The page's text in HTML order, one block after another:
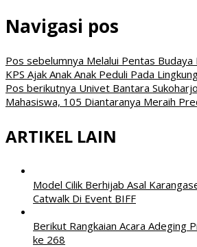
Navigasi pos
Pos sebelumnya Melalui Pentas
KPS Ajak Anak Anak Peduli Pada
Pos berikutnya Univet Bantara
Mahasiswa, 105 Diantaranya Meraih
ARTIKEL LAIN
Model Cilik Berhijab Asal
Catwalk Di Event BIFF
Berikut Rangkaian Acara Adeging
ke 268